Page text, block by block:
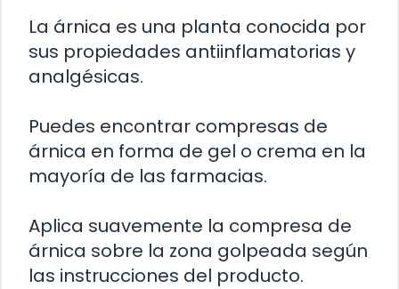
La árnica es una planta conocida por
sus propiedades antiinflamatorias y
analgésicas.
Puedes encontrar compresas de
árnica en forma de gel o crema en la
mayoría de las farmacias.
Aplica suavemente la compresa de
árnica sobre la zona golpeada según
las instrucciones del producto.